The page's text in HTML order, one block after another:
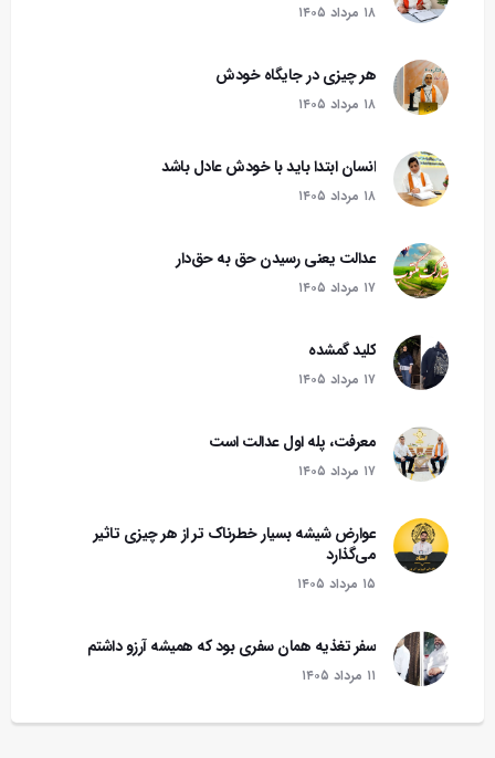
۱۸ مرداد ۱۴۰۵
هر چیزی در جایگاه خودش
۱۸ مرداد ۱۴۰۵
انسان ابتدا باید با خودش عادل باشد
۱۸ مرداد ۱۴۰۵
عدالت یعنی رسیدن حق به حق‌دار
۱۷ مرداد ۱۴۰۵
کلید گمشده
۱۷ مرداد ۱۴۰۵
معرفت، پله اول عدالت است
۱۷ مرداد ۱۴۰۵
عوارض شیشه بسیار خطرناک تر از هر چیزی تاثیر
می‌گذارد
۱۵ مرداد ۱۴۰۵
سفر تغذیه همان سفری بود که همیشه آرزو داشتم
۱۱ مرداد ۱۴۰۵